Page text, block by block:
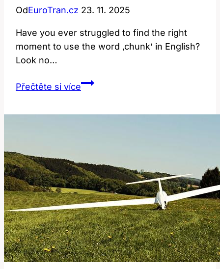
OdEuroTran.cz 23. 11. 2025
Have you ever struggled to find the right
moment to use the word ‚chunk‘ in English?
Look no…
Přečtěte si víceChunk:
v
Angličtině?